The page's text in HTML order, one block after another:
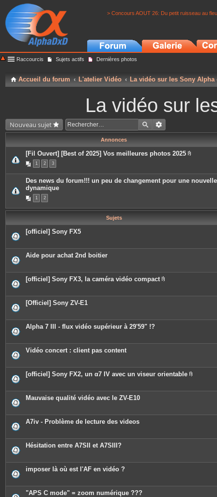
> Concours AOUT 26: Du petit ruisseau au
Raccourcis Sujets actifs Dernières photos
Accueil du forum L'atelier Vidéo La vidéo sur les Sony Alpha
La vidéo sur
Nouveau sujet
Annonces
[Fil Ouvert] [Best of 2025] Vos meilleures photos 2025
c
e
n
1 2 3
Des news du forum!!! un peu de changement pour une nouvelle
dynamique
1 2
Sujets
[officiel] Sony FX5
Aide pour achat 2nd boitier
[officiel] Sony FX3, la caméra vidéo compact
è
j
t
[Officiel] Sony ZV-E1
Alpha 7 III - flux vidéo supérieur à 29'59" !?
Vidéo concert : client pas content
[officiel] Sony FX2, un α7 IV avec un viseur orientable
è
j
t
Mauvaise qualité vidéo avec le ZV-E10
A7iv - Problème de lecture des videos
Hésitation entre A7SII et A7SIII?
imposer là où est l'AF en vidéo ?
"APS C mode" = zoom numérique ???